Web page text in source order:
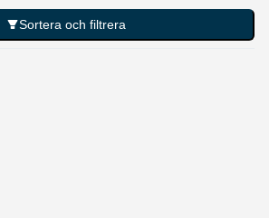
Sortera och filtrera